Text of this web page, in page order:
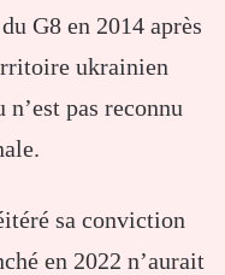
G8 en 2014 après
ukrainien
pas reconnu
sa conviction
en 2022 n’aurait